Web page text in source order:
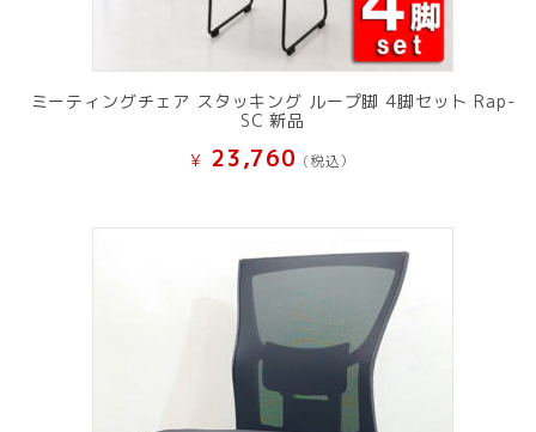
ミーティングチェア スタッキング ループ脚 4脚セット Rap-
SC 新品
¥ 23,760 (税込）